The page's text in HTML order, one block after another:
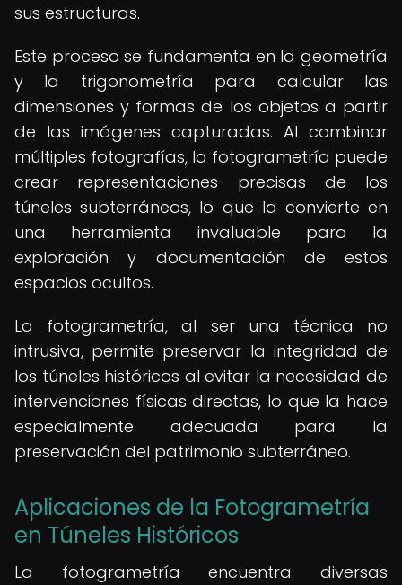
sus estructuras.
Este proceso se fundamenta en la geometría
y la trigonometría para calcular las
dimensiones y formas de los objetos a partir
de las imágenes capturadas. Al combinar
múltiples fotografías, la fotogrametría puede
crear representaciones precisas de los
túneles subterráneos, lo que la convierte en
una herramienta invaluable para la
exploración y documentación de estos
espacios ocultos.
La fotogrametría, al ser una técnica no
intrusiva, permite preservar la integridad de
los túneles históricos al evitar la necesidad de
intervenciones físicas directas, lo que la hace
especialmente adecuada para la
preservación del patrimonio subterráneo.
Aplicaciones de la Fotogrametría
en Túneles Históricos
La fotogrametría encuentra diversas